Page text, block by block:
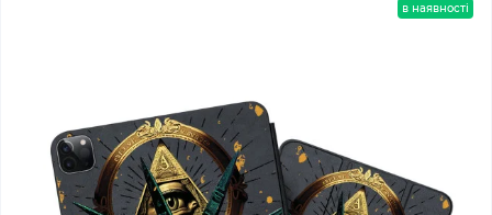
в наявності